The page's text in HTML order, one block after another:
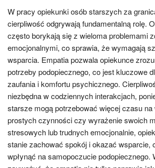
W pracy opiekunki osób starszych za
cierpliwość odgrywają fundamentalną rolę.
często borykają się z wieloma problemami
emocjonalnymi, co sprawia, że wymagają
wsparcia. Empatia pozwala opiekunce
potrzeby podopiecznego, co jest kluczowe
zaufania i komfortu psychicznego.
niezbędna w codziennych interakcjach,
starsze mogą potrzebować więcej czasu na
prostych czynności czy wyrażenie swoich
stresowych lub trudnych emocjonalnie,
stanie zachować spokój i okazać wsparcie,
wpłynąć na samopoczucie podopiecznego.